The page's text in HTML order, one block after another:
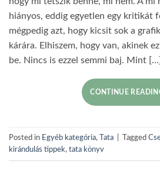
hiányos, eddig egyetlen egy kritikát
mégpedig azt, hogy kicsit sok a
kárára. Elhiszem, hogy van, akinek
be. Nincs is ezzel semmi baj. Mint […]
CONTINUE
Posted in Egyéb kategória, Tata Tagged
kirándulás tippek, tata könyv